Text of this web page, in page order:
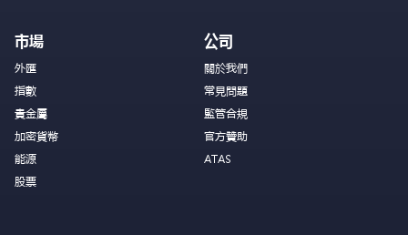
市場
外匯
指數
貴金屬
加密貨幣
能源
股票
公司
關於我們
常見問題
監管合規
官方贊助
ATAS